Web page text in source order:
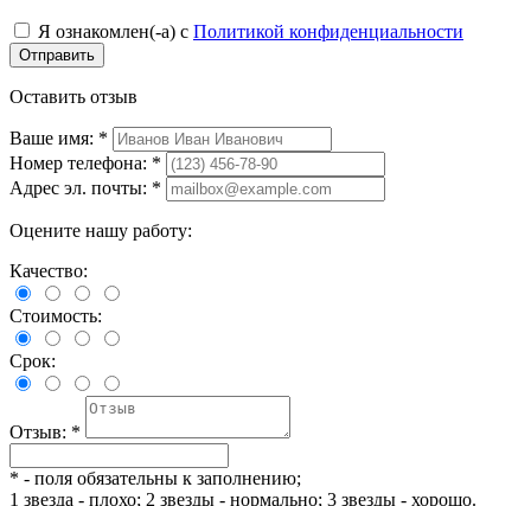
Я ознакомлен(-а) с Политикой конфиденциальности
Отправить
Оставить отзыв
Ваше имя: *
Номер телефона: *
Адрес эл. почты: *
Оцените нашу работу:
Качество:
Стоимость:
Срок:
Отзыв: *
* - поля обязательны к заполнению;
1 звезда - плохо; 2 звезды - нормально; 3 звезды - хорошо.